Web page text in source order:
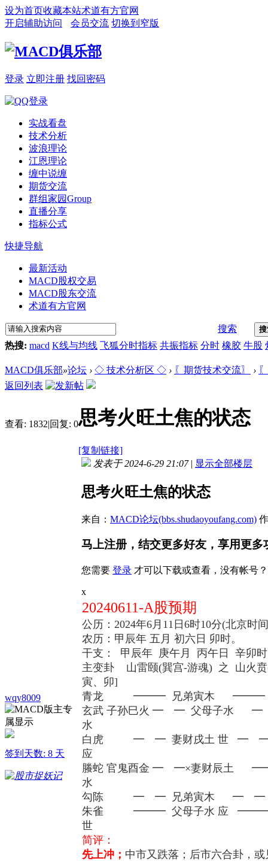
设为首页收藏本站术道有方官网
开启辅助访问
会员交流 切换到窄版
登录 立即注册 找回密码
实战看盘
技术分析
波浪理论
江恩理论
缠中说缠
期货交流
群组家园Group
直播分享
指标公式
快捷导航
最新活动
MACD股权交易
MACD股东交流
术道有方官网
搜索
热搜: macd K线与均线 飞狐分时指标 共振指标 分时 橡胶 牛股
MACD俱乐部»论坛 › ◇ 技术分析区 ◇ › 〖期货技术交流〗 ›
返回列表
查看: 1832|回复: 0思考火旺土焦的状态
[复制链接]
wqy8009
签到天数: 8 天
发表于 2024-6-29 21:07 | 显示全部楼层
思考火旺土焦的状态
来自： MACD论坛(bbs.shudaoyoufang.com)
马上注册，结交更多好友，享用更
您需要 登录 才可以下载或查看，没有帐号？
x
20240611-A股预期
公历：2024年6月11日6时10分(北京时
农历：甲辰年 五月 初六日 卯时。
干支： 甲辰年 庚午月 丙午日 辛卯
主变卦 山雷颐(巽宫-游魂) 之 山火
寅、卯]
青龙 ━━━ 兄弟寅木 ━━━
玄武 子孙巳火 ━ ━ 父母子水
水
白虎 ━ ━ 妻财戌土 世 ━ ━
应
螣蛇 官鬼酉金 ━ ━×妻财辰土
水
勾陈 ━ ━ 兄弟寅木 ━ ━
朱雀 ━━━ 父母子水 应 ━━━
世
简评：
先上冲； 中市又跌落；后市六合卦，